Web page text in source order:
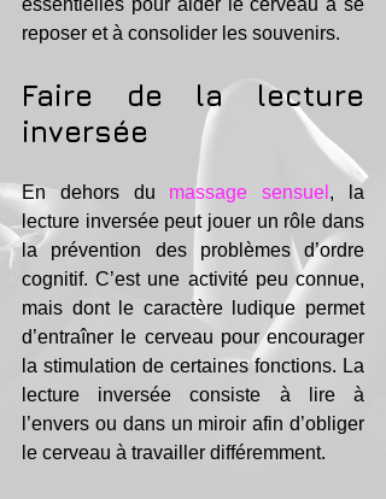
essentielles pour aider le cerveau à se
reposer et à consolider les souvenirs.
Faire de la lecture
inversée
En dehors du massage sensuel , la
lecture inversée peut jouer un rôle dans
la prévention des problèmes d’ordre
cognitif. C’est une activité peu connue,
mais dont le caractère ludique permet
d’entraîner le cerveau pour encourager
la stimulation de certaines fonctions. La
lecture inversée consiste à lire à
l’envers ou dans un miroir afin d’obliger
le cerveau à travailler différemment.